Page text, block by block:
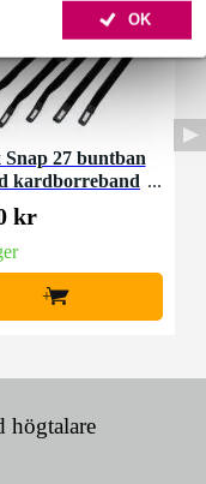
OK
27 buntban
kardborreband
kr
+
högtalare